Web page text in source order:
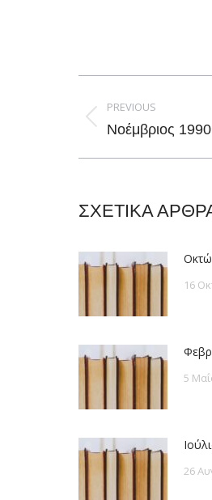
navigation
PREVIOUS
Previous
Νοέμβριος
ΣΧΕΤΙΚΑ
16
5
26